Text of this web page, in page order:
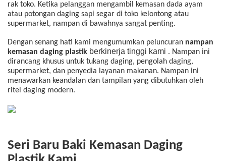
rak toko. Ketika pelanggan mengambil kemasan dada ayam
atau potongan daging sapi segar di toko kelontong atau
supermarket, nampan di bawahnya sangat penting.
Dengan senang hati kami mengumumkan peluncuran nampan
kemasan daging plastik berkinerja tinggi kami . Nampan ini
dirancang khusus untuk tukang daging, pengolah daging,
supermarket, dan penyedia layanan makanan. Nampan ini
menawarkan keandalan dan tampilan yang dibutuhkan oleh
ritel daging modern.
Seri Baru Baki Kemasan Daging